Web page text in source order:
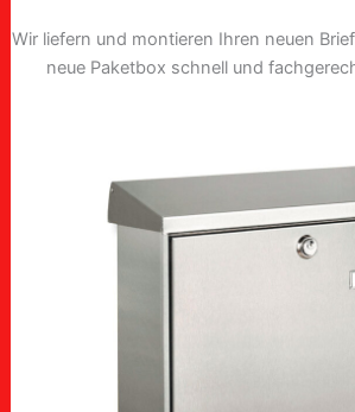
Wir liefern und montieren Ihren neuen
neue Paketbox schnell und